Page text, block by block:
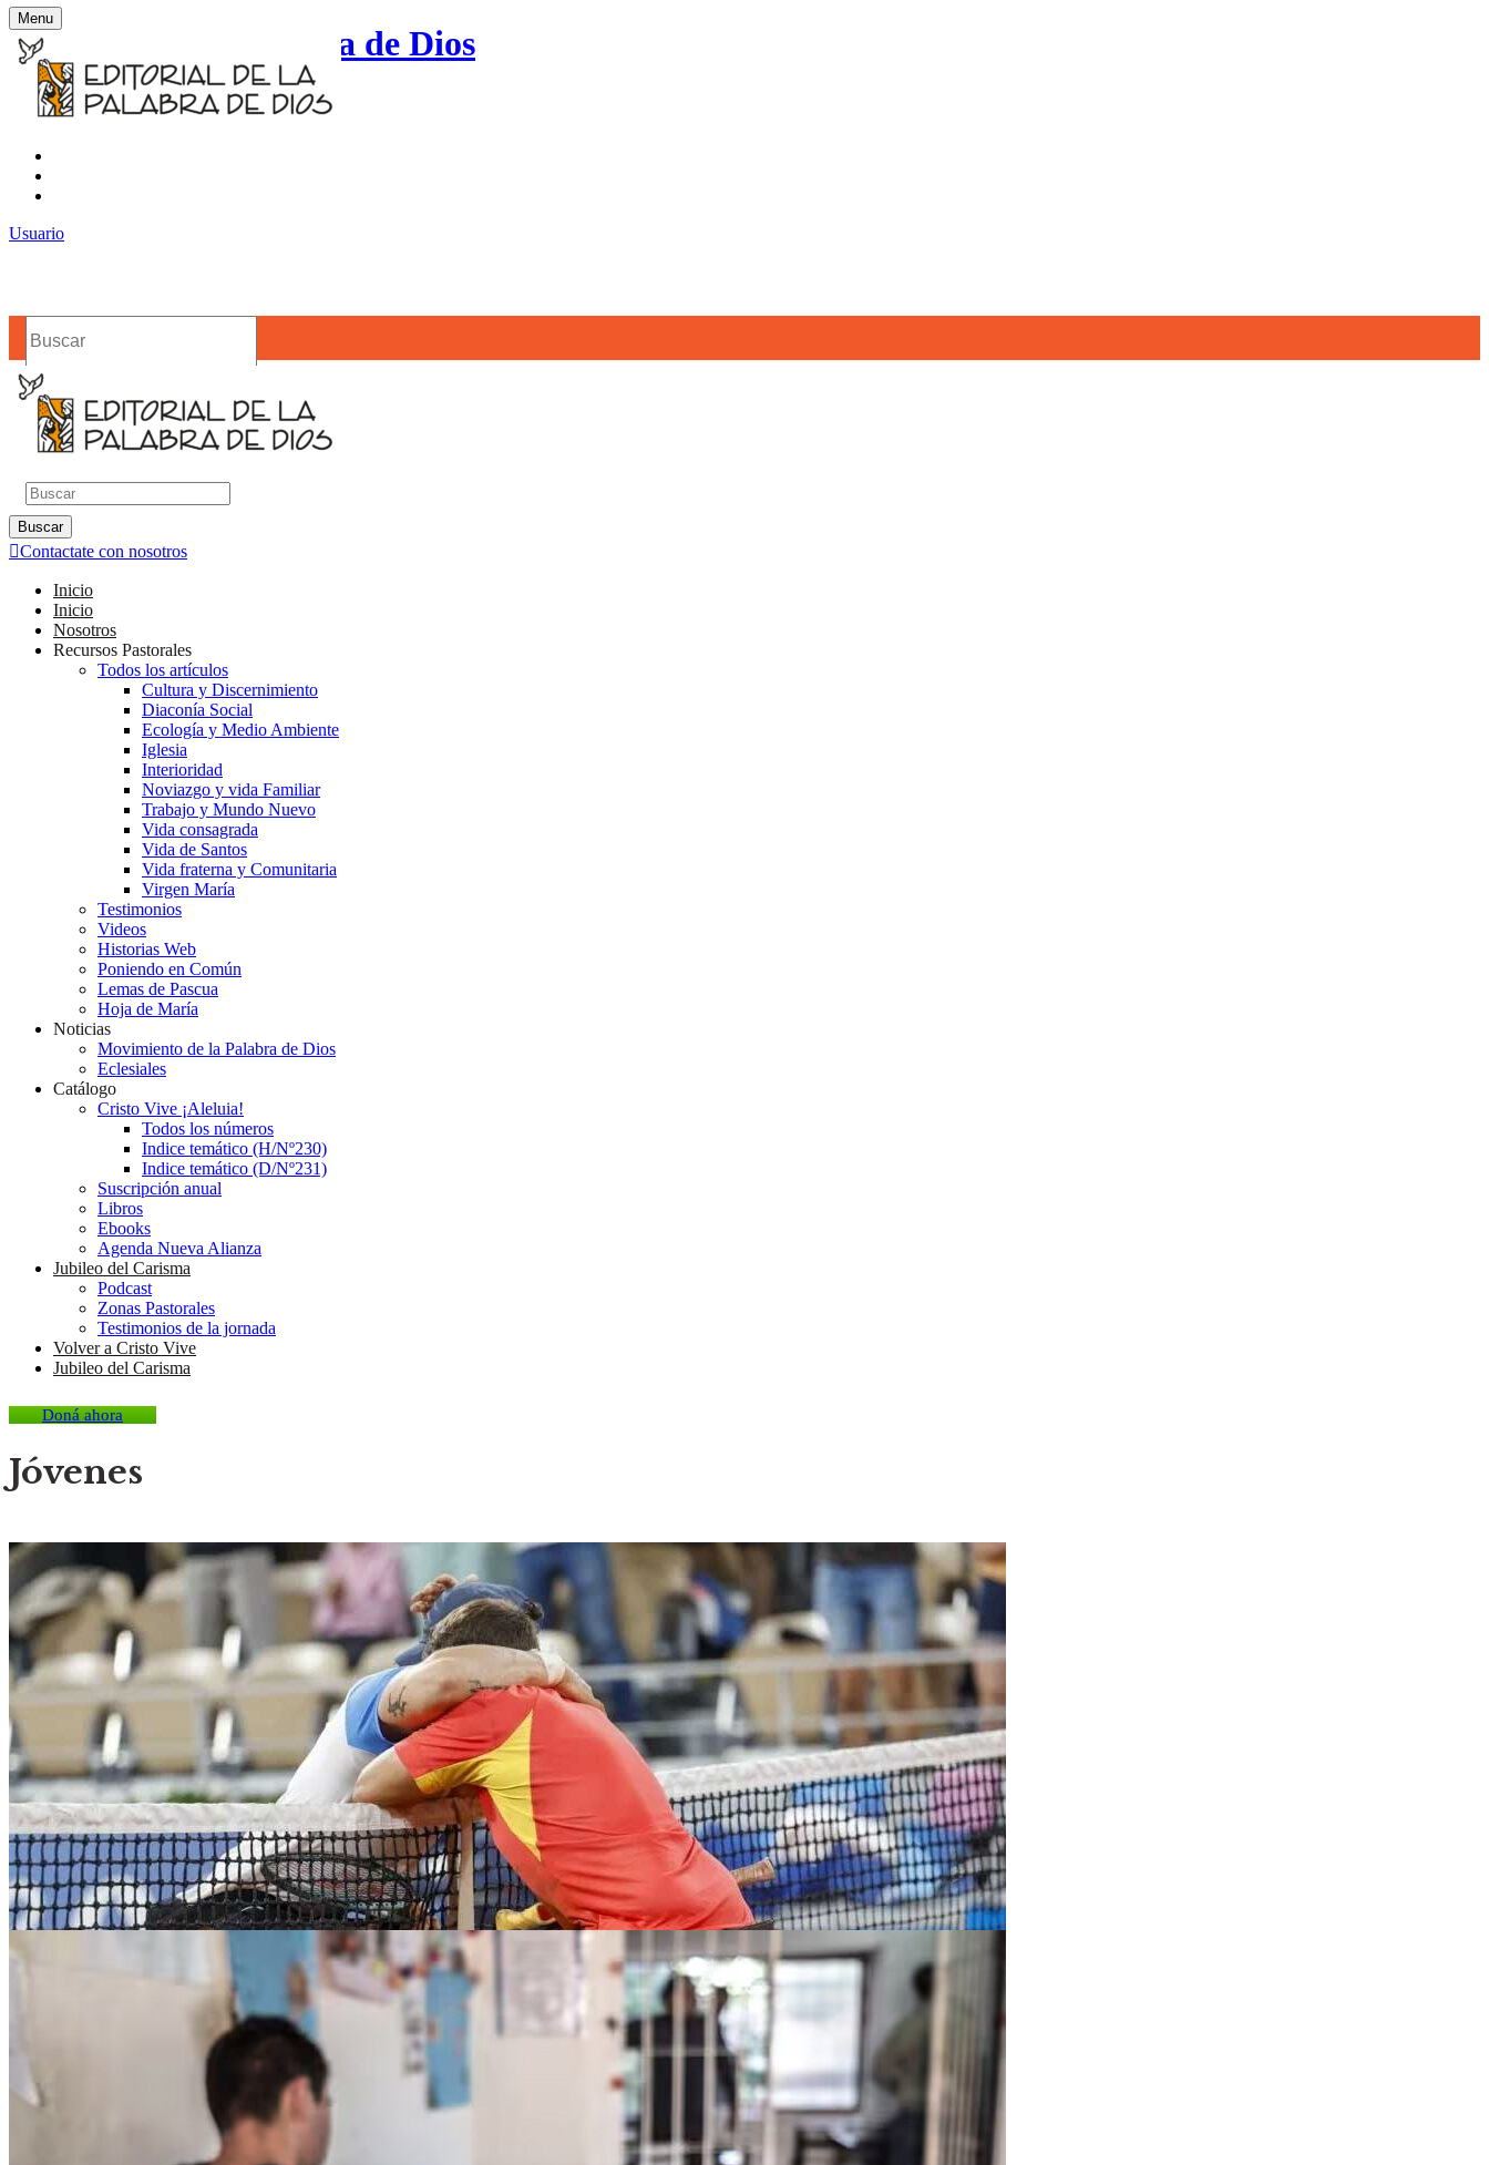
Editorial de la Palabra de Dios
Contacto
Noticias
Usuario
Menu
Buscar
Buscar
Contactate con nosotros
Inicio
Inicio
Nosotros
Recursos Pastorales
Todos los artículos
Cultura y Discernimiento
Diaconía Social
Ecología y Medio Ambiente
Iglesia
Interioridad
Noviazgo y vida Familiar
Trabajo y Mundo Nuevo
Vida consagrada
Vida de Santos
Vida fraterna y Comunitaria
Virgen María
Testimonios
Videos
Historias Web
Poniendo en Común
Lemas de Pascua
Hoja de María
Noticias
Movimiento de la Palabra de Dios
Eclesiales
Catálogo
Cristo Vive ¡Aleluia!
Todos los números
Indice temático (H/Nº230)
Indice temático (D/Nº231)
Suscripción anual
Libros
Ebooks
Agenda Nueva Alianza
Jubileo del Carisma
Podcast
Zonas Pastorales
Testimonios de la jornada
Volver a Cristo Vive
Jubileo del Carisma
Doná ahora